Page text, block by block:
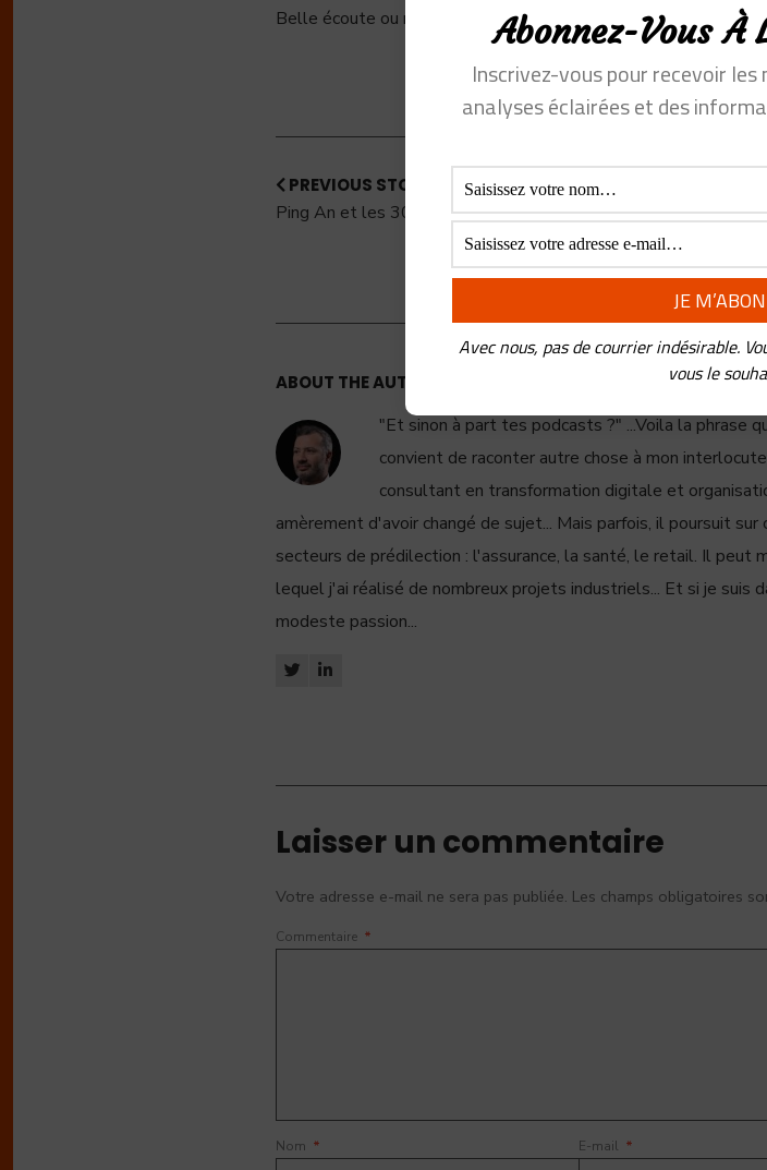
Belle écoute ou réécoute
PREVIOUS STORY
Ping An et les 300 millions de “bagnolards”
ABOUT THE AUTHOR:
"Et sinon à part tes podcasts ?" ...Voila la phrase
convient de raconter autre chose à mon
consultant en transformation digitale et
amèrement d'avoir changé de sujet... Mais parfois, il poursuit
secteurs de prédilection : l'assurance, la santé, le retail. Il peut
lequel j'ai réalisé de nombreux projets industriels... Et si je suis
modeste passion...
Laisser un commentaire
Votre adresse e-mail ne sera pas publiée. Les champs obligatoires
Commentaire *
Nom * E-mail *
Abonnez-Vous À
Inscrivez-vous pour recevoir
analyses éclairées et des
Avec nous, pas de courrier indésirable.
vous le